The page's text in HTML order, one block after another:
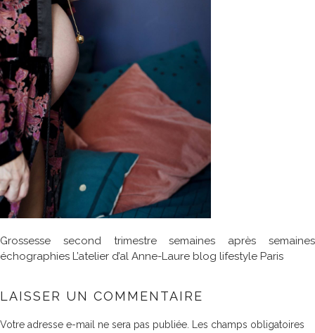
Grossesse second trimestre semaines après semaines
échographies L’atelier d’al Anne-Laure blog lifestyle Paris
LAISSER UN COMMENTAIRE
Votre adresse e-mail ne sera pas publiée.
Les champs obligatoires